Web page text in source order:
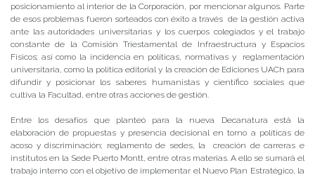
posicionamiento al interior de la Corporación, por mencionar algunos. Parte
de esos problemas fueron sorteados con éxito a través de la gestión activa
ante las autoridades universitarias y los cuerpos colegiados y el trabajo
constante de la Comisión Triestamental de Infraestructura y Espacios
Físicos; así como la incidencia en políticas, normativas y reglamentación
universitaria, como la política editorial y la creación de Ediciones UACh para
difundir y posicionar los saberes humanistas y científico sociales que
cultiva la Facultad, entre otras acciones de gestión.
Entre los desafíos que planteó para la nueva Decanatura está la
elaboración de propuestas y presencia decisional en torno a políticas de
acoso y discriminación; reglamento de sedes, la creación de carreras e
institutos en la Sede Puerto Montt, entre otras materias. A ello se sumará el
trabajo interno con el objetivo de implementar el Nuevo Plan Estratégico, la